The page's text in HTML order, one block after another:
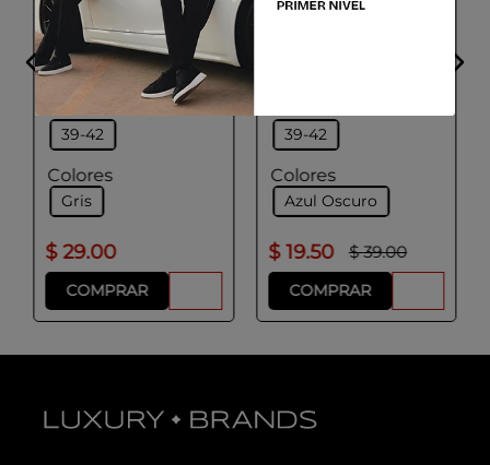
BOSS
Paquete de dos pares
de calcetines de
algodón de largo
normal.
39-42
Colores
Gris
$ 29.00
COMPRAR
BOSS
39-42
Colores
Azul Oscuro
$ 19.50 $ 39.00
COMPRAR